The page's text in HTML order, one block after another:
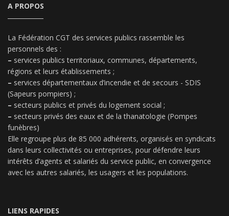
A PROPOS
La Fédération CGT des services publics rassemble les
personnels des :
– services publics territoriaux, communes, départements,
régions et leurs établissements ;
– services départementaux d’incendie et de secours - SDIS
(Sapeurs pompiers) ;
– secteurs publics et privés du logement social ;
– secteurs privés des eaux et de la thanatologie (Pompes
funèbres)
Elle regroupe plus de 85 000 adhérents, organisés en syndicats
dans leurs collectivités ou entreprises, pour défendre leurs
intérêts d’agents et salariés du service public, en convergence
avec les autres salariés, les usagers et les populations.
LIENS RAPIDES